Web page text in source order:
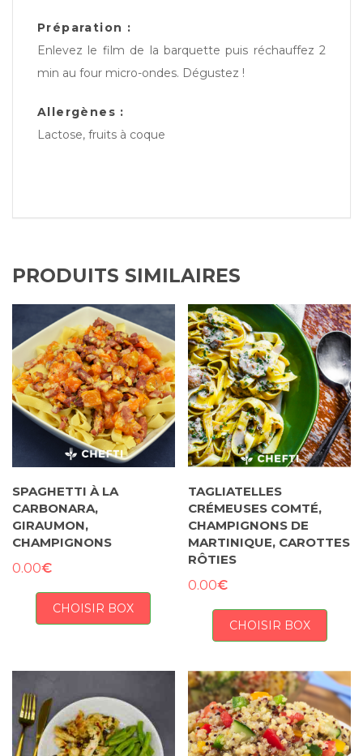
Préparation :
Enlevez le film de la barquette puis réchauffez 2
min au four micro-ondes. Dégustez !
Allergènes :
Lactose, fruits à coque
PRODUITS SIMILAIRES
SPAGHETTI À LA
CARBONARA,
GIRAUMON,
CHAMPIGNONS
0.00€
CHOISIR BOX
TAGLIATELLES
CRÉMEUSES COMTÉ,
CHAMPIGNONS DE
MARTINIQUE, CAROTTES
RÔTIES
0.00€
CHOISIR BOX